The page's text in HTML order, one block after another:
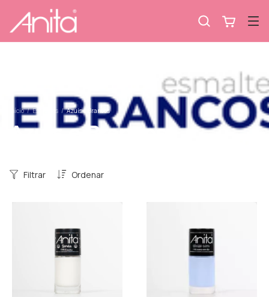
Início / Esmaltes / Azuis e Brancos
Azuis e Brancos
Ordenar
Filtrar